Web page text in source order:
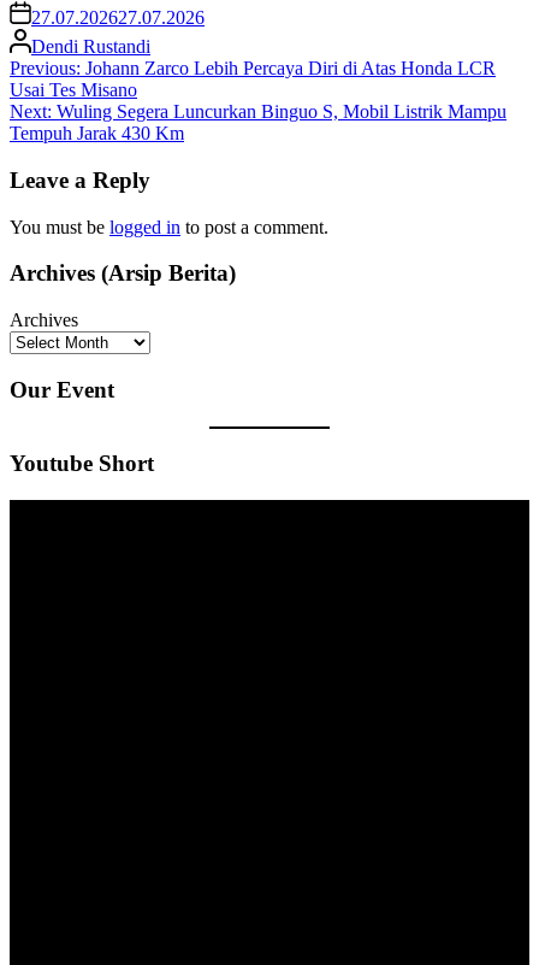
27.07.202627.07.2026
Dendi Rustandi
Post
navigation
Previous: Johann Zarco Lebih Percaya Diri di Atas Honda LCR
Usai Tes Misano
Next: Wuling Segera Luncurkan Binguo S, Mobil Listrik Mampu
Tempuh Jarak 430 Km
Leave a Reply
You must be logged in to post a comment.
Archives (Arsip Berita)
Archives
Our Event
Youtube Short